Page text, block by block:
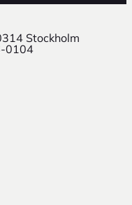
Stockholm
0104